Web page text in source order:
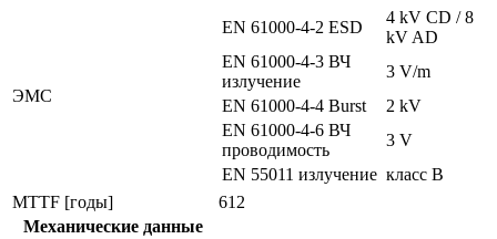
ЭMC
EN 61000-4-2 ESD
4 kV CD / 8
kV AD
EN 61000-4-3 ВЧ
излучение
3 V/m
EN 61000-4-4 Burst
2 kV
EN 61000-4-6 ВЧ
проводимость
3 V
EN 55011 излучение класс B
MTTF [годы]
612
Механические данные